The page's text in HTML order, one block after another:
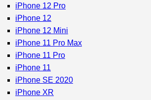
iPhone 12 Pro
iPhone 12
iPhone 12 Mini
iPhone 11 Pro Max
iPhone 11 Pro
iPhone 11
iPhone SE 2020
iPhone XR